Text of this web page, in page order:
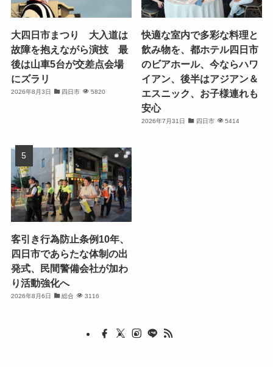
大四日市まつり 大入道は
故障を抱えながら演技 最
後は山車5台が交差点会場
にズラリ
2026年8月3日 四日市 5820
快適な室内で多彩な料理と
飲み物を、都ホテル四日市
のビアホール、今ならハワ
イアン、後半はアジアン＆
エスニック、お子様連れも
安心
2026年7月31日 四日市 5414
客引き行為防止条例10年、
四日市であらたな体制の出
発式、民間警備会社が加わ
り活動強化へ
2026年8月6日 総合 3116